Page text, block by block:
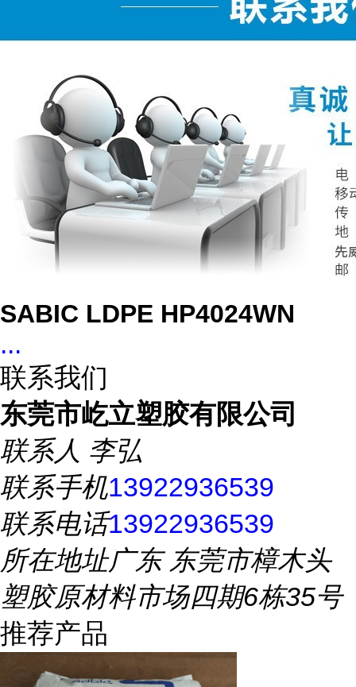
SABIC LDPE HP4024WN
...
联系我们
东莞市屹立塑胶有限公司
联系人 李弘
联系手机13922936539
联系电话13922936539
所在地址广东 东莞市樟木头
塑胶原材料市场四期6栋35号
推荐产品